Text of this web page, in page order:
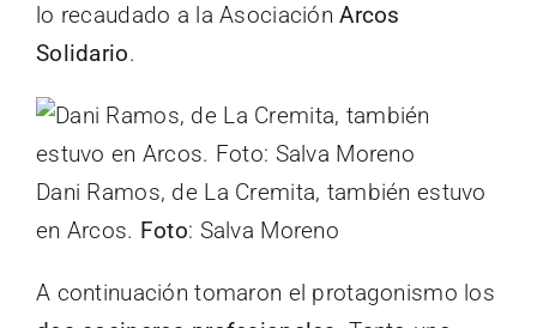
lo recaudado a la AsociaciónArcos
Solidario.
Dani Ramos, de La Cremita, también estuvo
en Arcos. Foto: Salva Moreno
A continuación tomaron el protagonismo los